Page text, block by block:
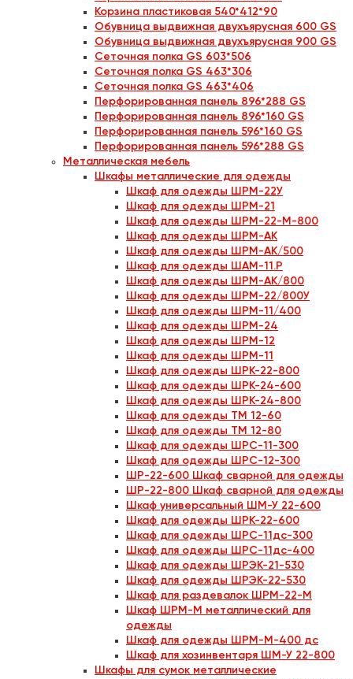
Корзина пластиковая 540*412*90
Обувница выдвижная двухъярусная 600 GS
Обувница выдвижная двухъярусная 900 GS
Сеточная полка GS 603*506
Сеточная полка GS 463*306
Сеточная полка GS 463*406
Перфорированная панель 896*288 GS
Перфорированная панель 896*160 GS
Перфорированная панель 596*160 GS
Перфорированная панель 596*288 GS
Металлическая мебель
Шкафы металлические для одежды
Шкаф для одежды ШРМ-22У
Шкаф для одежды ШРМ-21
Шкаф для одежды ШРМ-22-М-800
Шкаф для одежды ШРМ-АК
Шкаф для одежды ШРМ-АК/500
Шкаф для одежды ШАМ-11.Р
Шкаф для одежды ШРМ-АК/800
Шкаф для одежды ШРМ-22/800У
Шкаф для одежды ШРМ-11/400
Шкаф для одежды ШРМ-24
Шкаф для одежды ШРМ-12
Шкаф для одежды ШРМ-11
Шкаф для одежды ШРК-22-800
Шкаф для одежды ШРК-24-600
Шкаф для одежды ШРК-24-800
Шкаф для одежды ТМ 12-60
Шкаф для одежды ТМ 12-80
Шкаф для одежды ШРС-11-300
Шкаф для одежды ШРС-12-300
ШР-22-600 Шкаф сварной для одежды
ШР-22-800 Шкаф сварной для одежды
Шкаф универсальный ШМ-У 22-600
Шкаф для одежды ШРК-22-600
Шкаф для одежды ШРС-11дс-300
Шкаф для одежды ШРС-11дс-400
Шкаф для одежды ШРЭК-21-530
Шкаф для одежды ШРЭК-22-530
Шкаф для раздевалок ШРМ-22-М
Шкаф ШРМ-М металлический для
одежды
Шкаф для одежды ШРМ-М-400 дс
Шкаф для хозинвентаря ШМ-У 22-800
Шкафы для сумок металлические